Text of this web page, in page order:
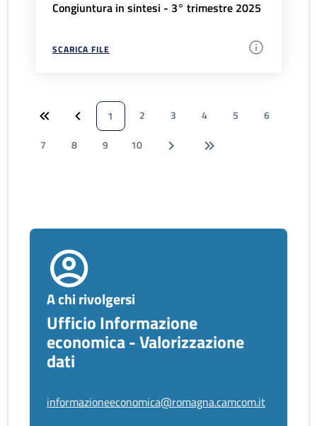
Congiuntura in sintesi - 3° trimestre 2025
SCARICA FILE
1 2 3 4 5
6
7
8 9 10
A chi rivolgersi
Ufficio Informazione
economica - Valorizzazione
dati
informazioneeconomica@romagna.camcom.it